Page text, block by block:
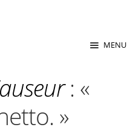
MENU
: «
»